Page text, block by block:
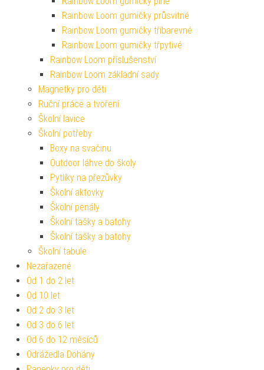
Rainbow Loom gumičky průsvitné
Rainbow Loom gumičky tříbarevné
Rainbow Loom gumičky třpytivé
Rainbow Loom příslušenství
Rainbow Loom základní sady
Magnetky pro děti
Ruční práce a tvoření
Školní lavice
Školní potřeby
Boxy na svačinu
Outdoor láhve do školy
Pytlíky na přezůvky
Školní aktovky
Školní penály
Školní tašky a batohy
Školní tašky a batohy
Školní tabule
Nezařazené
Od 1 do 2 let
Od 10 let
Od 2 do 3 let
Od 3 do 6 let
Od 6 do 12 měsíců
Odrážedla Dohány